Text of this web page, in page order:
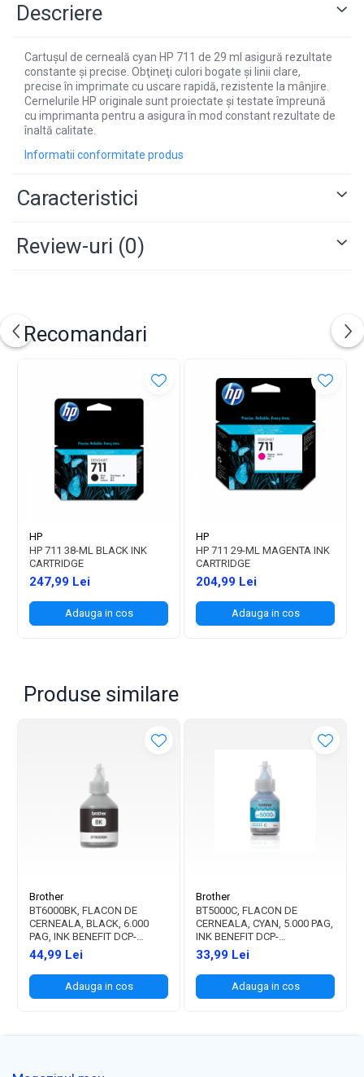
Descriere
Cartuşul de cerneală cyan HP 711 de 29 ml asigură rezultate
constante şi precise. Obţineţi culori bogate şi linii clare,
precise în imprimate cu uscare rapidă, rezistente la mânjire.
Cernelurile HP originale sunt proiectate şi testate împreună
cu imprimanta pentru a asigura în mod constant rezultate de
înaltă calitate.
Informatii conformitate produs
Caracteristici
Review-uri (0)
Recomandari
HP
HP 711 38-ML BLACK INK
CARTRIDGE
247,99 Lei
Adauga in cos
HP
HP 711 29-ML MAGENTA INK
CARTRIDGE
204,99 Lei
Adauga in cos
Produse similare
Brother
BT6000BK, FLACON DE
CERNEALA, BLACK, 6.000
PAG, INK BENEFIT DCP-
T300/T500W/T700W
44,99 Lei
Adauga in cos
Brother
BT5000C, FLACON DE
CERNEALA, CYAN, 5.000 PAG,
INK BENEFIT DCP-
T300/T500W/T700W
33,99 Lei
Adauga in cos